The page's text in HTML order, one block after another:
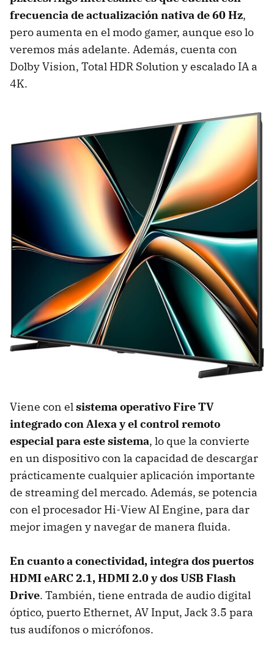
frecuencia de actualización nativa de 60 Hz,
pero aumenta en el modo gamer, aunque eso lo
veremos más adelante. Además, cuenta con
Dolby Vision, Total HDR Solution y escalado IA a
4K.
Viene con elsistema operativo Fire TV
integrado con Alexa y el control remoto
especial para este sistema, lo que la convierte
en un dispositivo con la capacidad de descargar
prácticamente cualquier aplicación importante
de streaming del mercado. Además, se potencia
con el procesador Hi-View AI Engine, para dar
mejor imagen y navegar de manera fluida.
En cuanto a conectividad, integra dos puertos
HDMI eARC 2.1,HDMI 2.0 y dosUSB Flash
Drive. También, tiene entrada de audio digital
óptico, puerto Ethernet, AV Input, Jack 3.5 para
tus audífonos o micrófonos.